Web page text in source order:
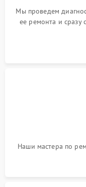
Мы проведем
ее ремонта и сразу
Наши мастера по